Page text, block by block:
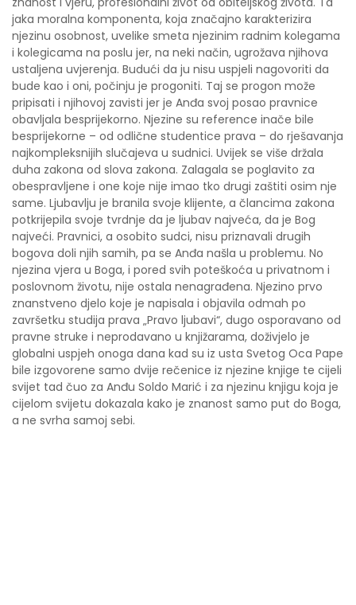
jaka moralna komponenta, koja značajno karakterizira
njezinu osobnost, uvelike smeta njezinim radnim kolegama
i kolegicama na poslu jer, na neki način, ugrožava njihova
ustaljena uvjerenja. Budući da ju nisu uspjeli nagovoriti da
bude kao i oni, počinju je progoniti. Taj se progon može
pripisati i njihovoj zavisti jer je Anđa svoj posao pravnice
obavljala besprijekorno. Njezine su reference inače bile
besprijekorne – od odlične studentice prava – do rješavanja
najkompleksnijih slučajeva u sudnici. Uvijek se više držala
duha zakona od slova zakona. Zalagala se poglavito za
obespravljene i one koje nije imao tko drugi zaštiti osim nje
same. Ljubavlju je branila svoje klijente, a člancima zakona
potkrijepila svoje tvrdnje da je ljubav najveća, da je Bog
najveći. Pravnici, a osobito sudci, nisu priznavali drugih
bogova doli njih samih, pa se Anđa našla u problemu. No
njezina vjera u Boga, i pored svih poteškoća u privatnom i
poslovnom životu, nije ostala nenagrađena. Njezino prvo
znanstveno djelo koje je napisala i objavila odmah po
završetku studija prava „Pravo ljubavi“, dugo osporavano od
pravne struke i neprodavano u knjižarama, doživjelo je
globalni uspjeh onoga dana kad su iz usta Svetog Oca Pape
bile izgovorene samo dvije rečenice iz njezine knjige te cijeli
svijet tad čuo za Anđu Soldo Marić i za njezinu knjigu koja je
cijelom svijetu dokazala kako je znanost samo put do Boga,
a ne svrha samoj sebi.